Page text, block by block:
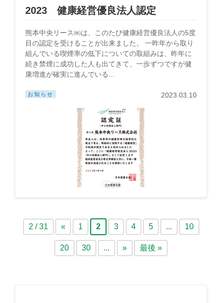
2023 健康経営優良法人認定
熊本中央リース㈱は、このたび健康経営優良法人の5度
目の認定を受けることが出来ました。 一昨年から取り
組んでいる喫煙率の低下についての取組みは、昨年に
続き禁煙に成功した人も出てきて、一歩ずつですが健
康増進が確実に進んでいる...
お知らせ 2023.03.10
2 / 31 « 1 2 3 4 5 ... 10
20 30 ... » 最後 »